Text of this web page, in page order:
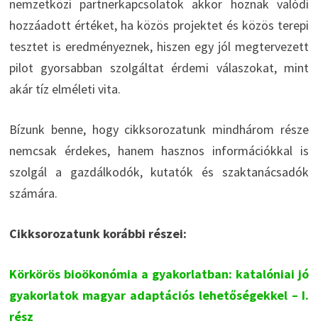
nemzetközi partnerkapcsolatok akkor hoznak valódi
hozzáadott értéket, ha közös projektet és közös terepi
tesztet is eredményeznek, hiszen egy jól megtervezett
pilot gyorsabban szolgáltat érdemi válaszokat, mint
akár tíz elméleti vita.
Bízunk benne, hogy cikksorozatunk mindhárom része
nemcsak érdekes, hanem hasznos információkkal is
szolgál a gazdálkodók, kutatók és szaktanácsadók
számára.
Cikksorozatunk korábbi részei:
Körkörös bioökonómia a gyakorlatban: katalóniai jó
gyakorlatok magyar adaptációs lehetőségekkel – I.
rész